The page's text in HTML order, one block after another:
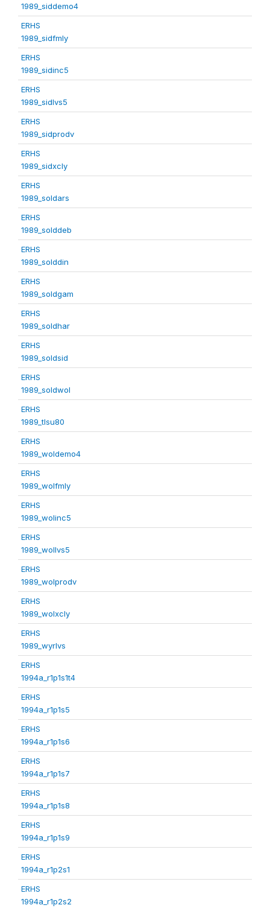
1989_siddemo4
ERHS
1989_sidfmly
ERHS
1989_sidinc5
ERHS
1989_sidlvs5
ERHS
1989_sidprodv
ERHS
1989_sidxcly
ERHS
1989_soldars
ERHS
1989_solddeb
ERHS
1989_solddin
ERHS
1989_soldgam
ERHS
1989_soldhar
ERHS
1989_soldsid
ERHS
1989_soldwol
ERHS
1989_tlsu80
ERHS
1989_woldemo4
ERHS
1989_wolfmly
ERHS
1989_wolinc5
ERHS
1989_wollvs5
ERHS
1989_wolprodv
ERHS
1989_wolxcly
ERHS
1989_wyrlvs
ERHS
1994a_r1p1s1t4
ERHS
1994a_r1p1s5
ERHS
1994a_r1p1s6
ERHS
1994a_r1p1s7
ERHS
1994a_r1p1s8
ERHS
1994a_r1p1s9
ERHS
1994a_r1p2s1
ERHS
1994a_r1p2s2